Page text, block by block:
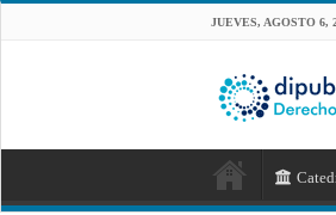
JUEVES, AGOSTO 6,